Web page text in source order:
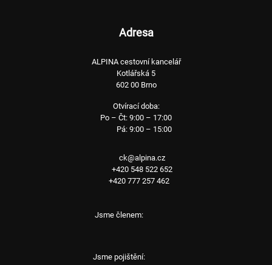
Adresa
ALPINA cestovní kancelář
Kotlářská 5
602 00 Brno
Otvírací doba:
Po – Čt: 9:00 – 17:00
Pá: 9:00 – 15:00
ck@alpina.cz
+420 548 522 652
+420 777 257 462
Jsme členem:
Jsme pojištění: